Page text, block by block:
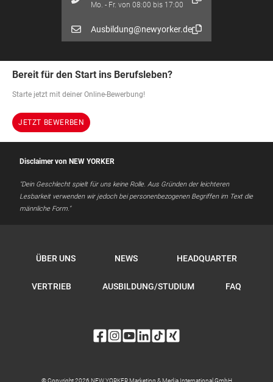
Mo. - Fr. von 08:00 bis 17:00
Ausbildung@newyorker.de
Bereit für den Start ins Berufsleben?
Starte jetzt mit deiner Online-Bewerbung!
JETZT BEWERBEN
Disclaimer von NEW YORKER
"Dein Geschlecht spielt für uns keine Rolle. Aus Gründen der leichteren
Lesbarkeit verwenden wir jedoch bei personenbezogenen Begriffen im Text die
männliche Form."
ÜBER UNS NEWS HEADQUARTER
VERTRIEB AUSBILDUNG/STUDIUM FAQ
© Copyright 2026 NEW YORKER Marketing & Media International GmbH